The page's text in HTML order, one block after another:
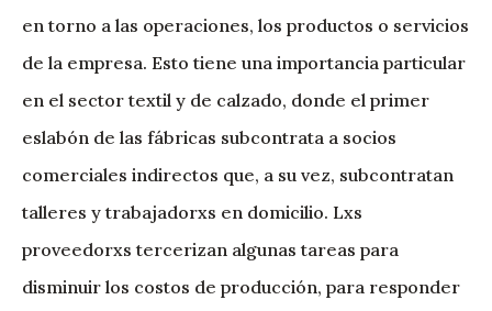
en torno a las operaciones, los productos o servicios
de la empresa. Esto tiene una importancia particular
en el sector textil y de calzado, donde el primer
eslabón de las fábricas subcontrata a socios
comerciales indirectos que, a su vez, subcontratan
talleres y trabajadorxs en domicilio. Lxs
proveedorxs tercerizan algunas tareas para
disminuir los costos de producción, para responder